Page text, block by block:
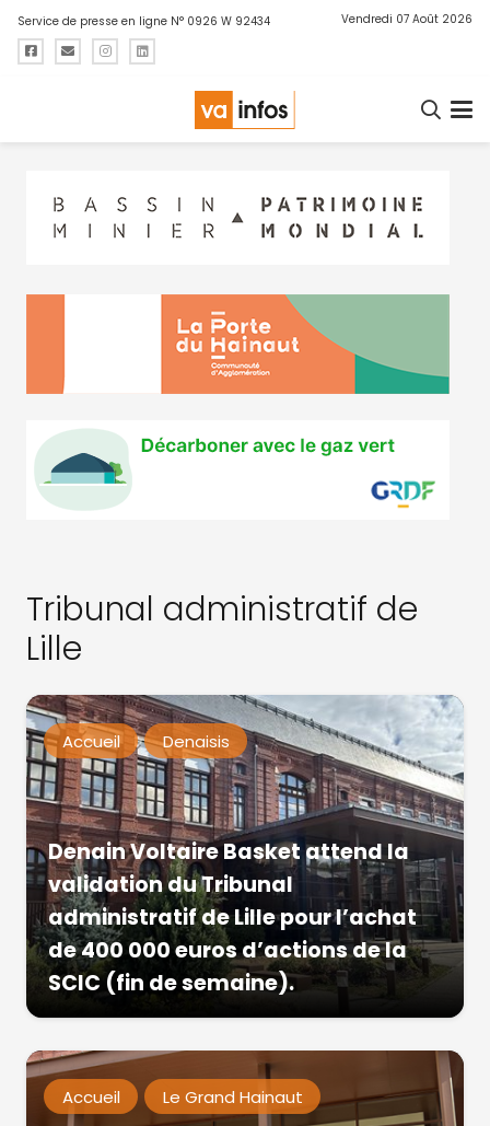
Service de presse en ligne N° 0926 W 92434 Vendredi 07 Août 2026
Tribunal administratif de
Lille
Accueil Denaisis
Denain Voltaire Basket attend la
validation du Tribunal
administratif de Lille pour l’achat
de 400 000 euros d’actions de la
SCIC (fin de semaine).
Accueil Le Grand Hainaut